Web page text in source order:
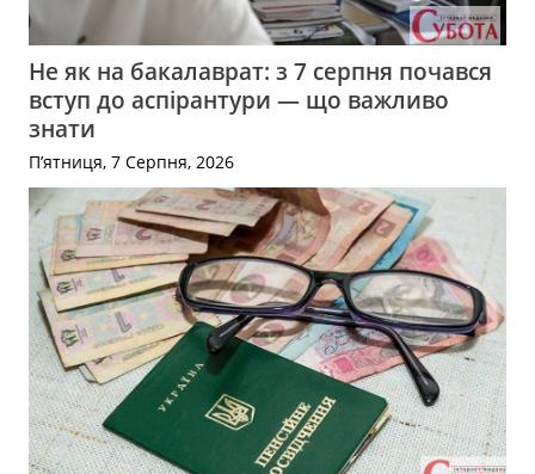
Не як на бакалаврат: з 7 серпня почався
вступ до аспірантури — що важливо
знати
П’ятниця, 7 Серпня, 2026